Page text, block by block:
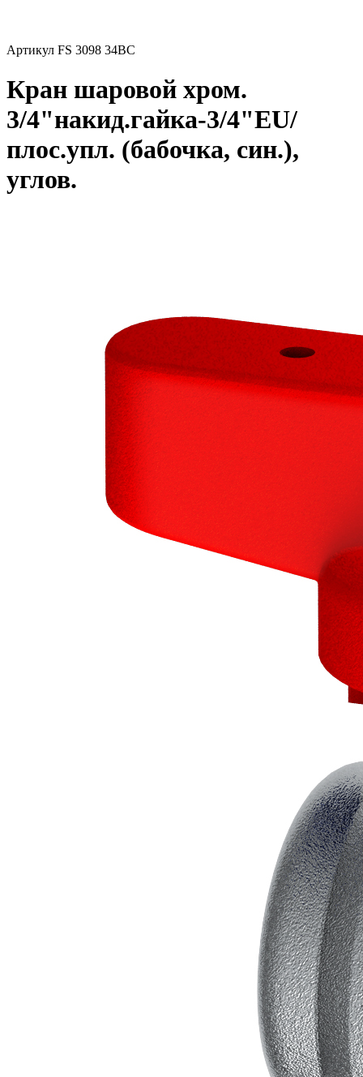
Артикул FS 3098 34BC
Кран шаровой хром.
3/4"накид.гайка-3/4"EU/
плос.упл. (бабочка, син.),
углов.